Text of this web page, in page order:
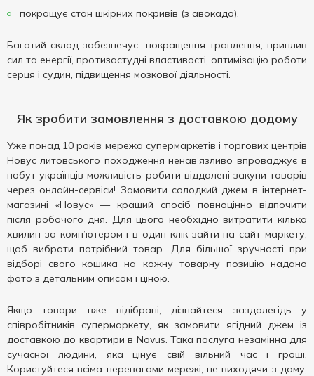
покращує стан шкірних покривів (з авокадо).
Багатий склад забезпечує: покращення травлення, приплив
сил та енергії, протизастудні властивості, оптимізацію роботи
серця і судин, підвищення мозкової діяльності.
Як зробити замовлення з доставкою додому
Уже понад 10 років мережа супермаркетів і торгових центрів
Новус литовського походження ненав’язливо впроваджує в
побут українців можливість робити віддалені закупи товарів
через онлайн-сервіси! Замовити солодкий джем в інтернет-
магазині «Новус» — кращий спосіб повноцінно відпочити
після робочого дня. Для цього необхідно витратити кілька
хвилин за комп’ютером і в один клік зайти на сайт маркету,
щоб вибрати потрібний товар. Для більшої зручності при
відборі свого кошика на кожну товарну позицію надано
фото з детальним описом і ціною.
Якщо товари вже відібрані, дізнайтеся заздалегідь у
співробітників супермаркету, як замовити ягідний джем із
доставкою до квартири в Novus. Така послуга незамінна для
сучасної людини, яка цінує свій вільний час і гроші.
Користуйтеся всіма перевагами мережі, не виходячи з дому,